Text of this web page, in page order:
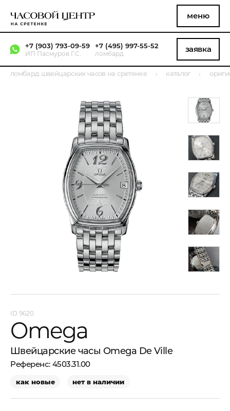
меню
+7 (903) 793-09-59
ИП Пасмуров Г.С.
+7 (495) 997-55-52
ломбард заявка
ломбард швейцарских часов на сретенке каталог
9620
Omega
Швейцарские часы Omega De Ville
4503.31.00
как новые нет в наличии